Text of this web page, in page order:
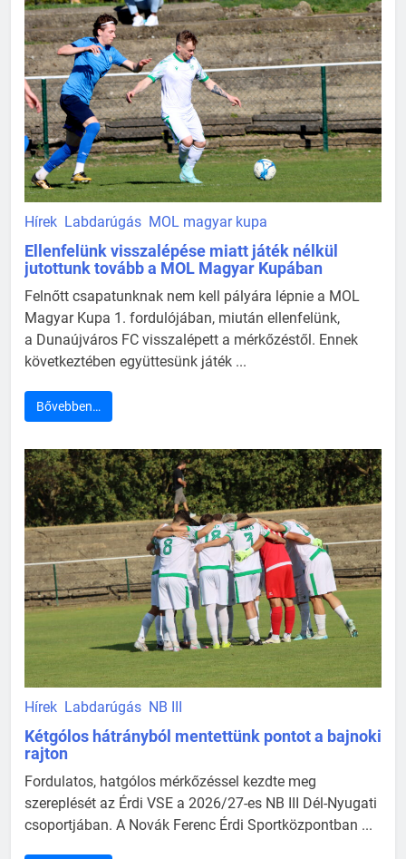
Hírek Labdarúgás MOL magyar kupa
Ellenfelünk visszalépése miatt játék nélkül
jutottunk tovább a MOL Magyar Kupában
Felnőtt csapatunknak nem kell pályára lépnie a MOL
Magyar Kupa 1. fordulójában, miután ellenfelünk,
a Dunaújváros FC visszalépett a mérkőzéstől. Ennek
következtében együttesünk játék ...
Bővebben…
Hírek Labdarúgás NB III
Kétgólos hátrányból mentettünk pontot a bajnoki
rajton
Fordulatos, hatgólos mérkőzéssel kezdte meg
szereplését az Érdi VSE a 2026/27-es NB III Dél-Nyugati
csoportjában. A Novák Ferenc Érdi Sportközpontban ...